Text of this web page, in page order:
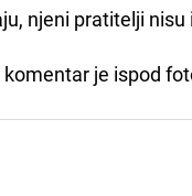
njeni pratitelji
je ispod